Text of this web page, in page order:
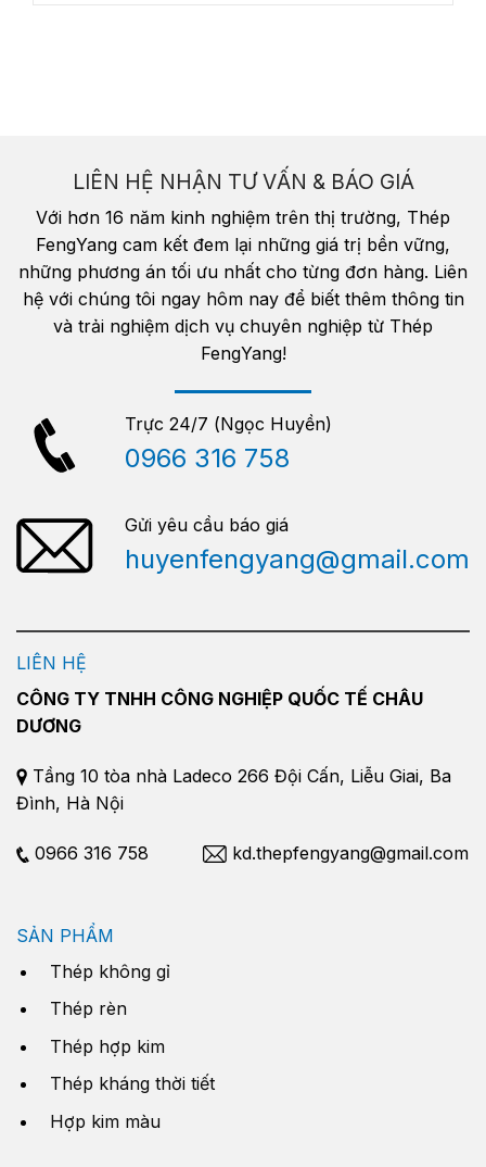
LIÊN HỆ NHẬN TƯ VẤN & BÁO GIÁ
Với hơn 16 năm kinh nghiệm trên thị trường, Thép
FengYang cam kết đem lại những giá trị bền vững,
những phương án tối ưu nhất cho từng đơn hàng. Liên
hệ với chúng tôi ngay hôm nay để biết thêm thông tin
và trải nghiệm dịch vụ chuyên nghiệp từ Thép
FengYang!
Trực 24/7 (Ngọc Huyền)
0966 316 758
Gửi yêu cầu báo giá
huyenfengyang@gmail.com
LIÊN HỆ
CÔNG TY TNHH CÔNG NGHIỆP QUỐC TẾ CHÂU
DƯƠNG
Tầng 10 tòa nhà Ladeco 266 Đội Cấn, Liễu Giai, Ba
Đình, Hà Nội
0966 316 758 kd.thepfengyang@gmail.com
SẢN PHẨM
Thép không gỉ
Thép rèn
Thép hợp kim
Thép kháng thời tiết
Hợp kim màu